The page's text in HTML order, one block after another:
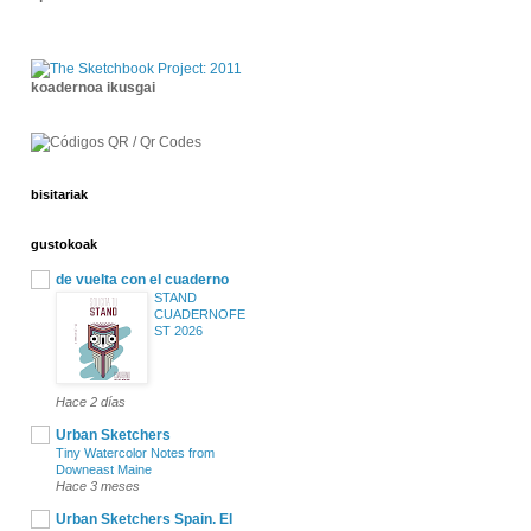
koadernoa ikusgai
bisitariak
gustokoak
de vuelta con el cuaderno
STAND
CUADERNOFE
ST 2026
Hace 2 días
Urban Sketchers
Tiny Watercolor Notes from
Downeast Maine
Hace 3 meses
Urban Sketchers Spain. El